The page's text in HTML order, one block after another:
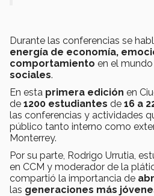
Durante las conferencias se
energía de economía,
comportamiento en el
sociales.
En esta primera edición en
de 1200 estudiantes de 16 a
las conferencias y actividades
público tanto interno como
Monterrey.
Por su parte, Rodrigo Urrutia,
en CCM y moderador de la
compartió la importancia de
las generaciones más